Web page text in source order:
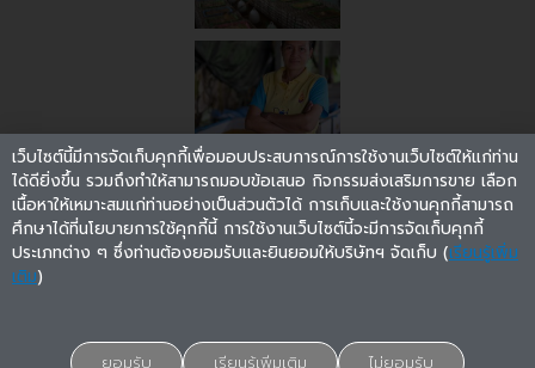
เว็บไซต์นี้มีการจัดเก็บคุกกี้เพื่อมอบประสบการณ์การใช้งานเว็บไซต์ให้แก่ท่าน
ได้ดียิ่งขึ้น รวมถึงทำให้สามารถมอบข้อเสนอ กิจกรรมส่งเสริมการขาย เลือก
เนื้อหาให้เหมาะสมแก่ท่านอย่างเป็นส่วนตัวได้ การเก็บและใช้งานคุกกี้สามารถ
ศึกษาได้ที่นโยบายการใช้คุกกี้นี้ การใช้งานเว็บไซต์นี้จะมีการจัดเก็บคุกกี้
ประเภทต่าง ๆ ซึ่งท่านต้องยอมรับและยินยอมให้บริษัทฯ จัดเก็บ (เรียนรู้เพิ่ม
เติม)
ยอมรับ เรียนรู้เพิ่มเติม ไม่ยอมรับ